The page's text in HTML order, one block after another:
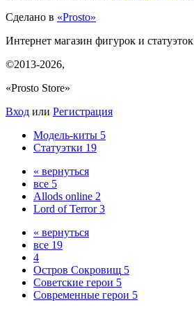
Сделано в «Prosto»
Интернет магазин фигурок и статуэток
©2013-2026,
«Prosto Store»
Вход или Регистрация
Модель-киты 5
Статуэтки 19
« вернуться
все 5
Allods online 2
Lord of Terror 3
« вернуться
все 19
4
Остров Сокровищ 5
Советские герои 5
Современные герои 5